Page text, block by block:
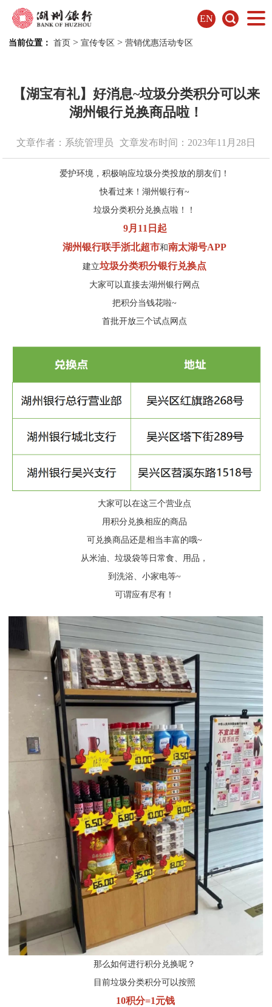
EN
当前位置： 首页 >宣传专区 >营销优惠活动专区
【湖宝有礼】好消息~垃圾分类积分可以来
湖州银行兑换商品啦！
文章作者：系统管理员 文章发布时间：2023年11月28日
爱护环境，积极响应垃圾分类投放的朋友们！
快看过来！湖州银行有~
垃圾分类积分兑换点啦！！
9月11日起
湖州银行联手浙北超市和南太湖号APP
建立垃圾分类积分银行兑换点
大家可以直接去湖州银行网点
把积分当钱花啦~
首批开放三个试点网点
大家可以在这三个营业点
用积分兑换相应的商品
可兑换商品还是相当丰富的哦~
从米油、垃圾袋等日常食、用品，
到洗浴、小家电等~
可谓应有尽有！
那么如何进行积分兑换呢？
目前垃圾分类积分可以按照
10积分=1元钱